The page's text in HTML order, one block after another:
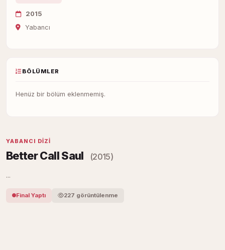
2015
Yabancı
BÖLÜMLER
Henüz bir bölüm eklenmemiş.
YABANCI DIZI
Better Call Saul (2015)
...
Final Yaptı 227 görüntülenme